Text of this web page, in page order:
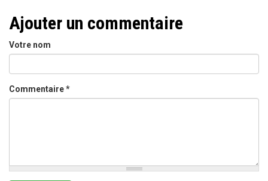
Ajouter un commentaire
Votre nom
Commentaire*